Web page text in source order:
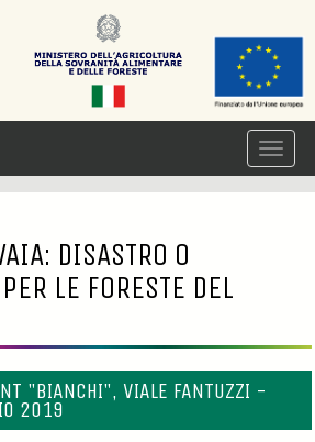
DISASTRO O
LE FORESTE DEL
"BIANCHI", VIALE FANTUZZI -
2019